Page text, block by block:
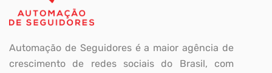
Automação de Seguidores é a maior agência de
crescimento de redes sociais do Brasil, com